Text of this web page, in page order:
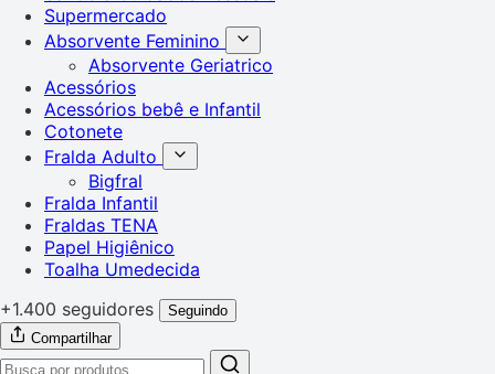
Supermercado
Absorvente Feminino
Absorvente Geriatrico
Acessórios
Acessórios bebê e Infantil
Cotonete
Fralda Adulto
Bigfral
Fralda Infantil
Fraldas TENA
Papel Higiênico
Toalha Umedecida
+1.400 seguidores
Seguindo
Compartilhar